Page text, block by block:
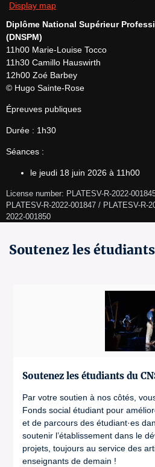
Display map
Diplôme National Supérieur
(DNSPM)
11h00 Marie-Louise Tocco
11h30 Camillo Hauswirth
12h00 Zoé Barbey
© Hugo Sainte-Rose
Épreuves publiques
Durée : 1h30
Séances :
le jeudi 18 juin 2026 à 11h00
License number: PLATESV-R-2022-
PLATESV-R-2022-001847 / PLATESV-R-
2022-001850
Soutenez les
Soutenez les étudiants du
Par votre soutien à nos côtés,
Fonds social étudiant pour
et de parcours des étudiant·es
soutenir l’établissement dans le
projets, toujours au service des
enseignants de demain !